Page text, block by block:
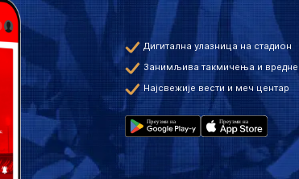
Дигитална улазница на стадион
Занимљива такмичења и вредне
Најсвежије вести и меч центар